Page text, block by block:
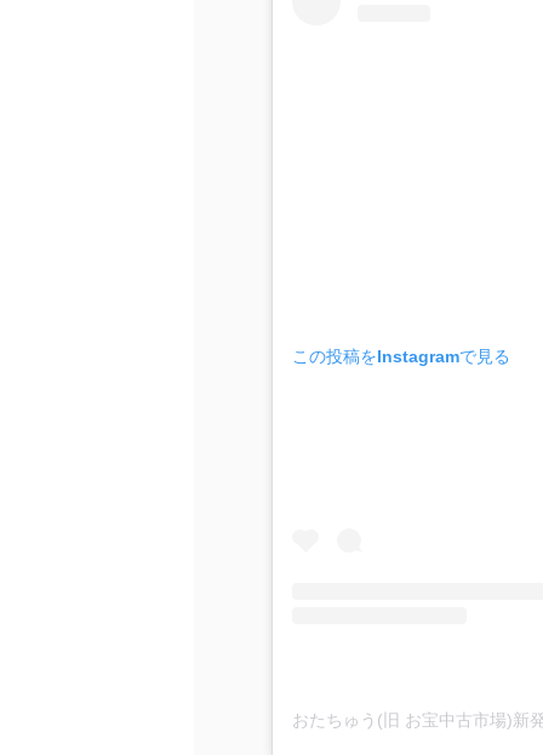
この投稿をInstagramで見る
おたちゅう(旧 お宝中古市場)新